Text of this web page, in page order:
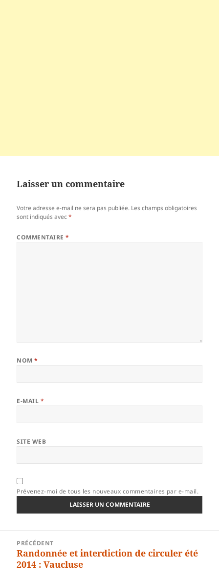
Laisser un commentaire
Votre adresse e-mail ne sera pas publiée. Les champs obligatoires
sont indiqués avec*
COMMENTAIRE*
NOM*
E-MAIL *
SITE WEB
Prévenez-moi de tous les nouveaux commentaires par e-mail.
l’article
PRÉCÉDENT
Article
précédent :
Randonnée et interdiction de circuler été
2014 : Vaucluse